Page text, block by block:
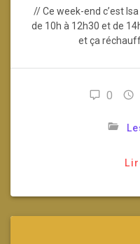
// Ce week-end c’est
de 10h à 12h30 et de
et ça
0